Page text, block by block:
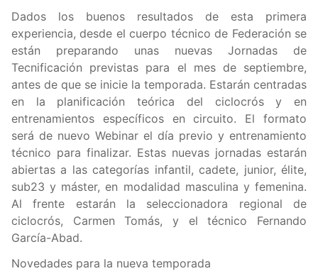
Dados los buenos resultados de esta primera
experiencia, desde el cuerpo técnico de Federación se
están preparando unas nuevas Jornadas de
Tecnificación previstas para el mes de septiembre,
antes de que se inicie la temporada. Estarán centradas
en la planificación teórica del ciclocrós y en
entrenamientos específicos en circuito. El formato
será de nuevo Webinar el día previo y entrenamiento
técnico para finalizar. Estas nuevas jornadas estarán
abiertas a las categorías infantil, cadete, junior, élite,
sub23 y máster, en modalidad masculina y femenina.
Al frente estarán la seleccionadora regional de
ciclocrós, Carmen Tomás, y el técnico Fernando
García-Abad.
Novedades para la nueva temporada